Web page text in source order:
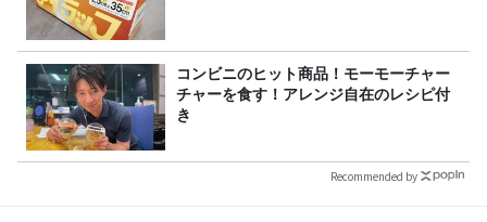
コンビニのヒット商品！モーモーチャー
チャーを食す！アレンジ自在のレシピ付
き
Recommended by